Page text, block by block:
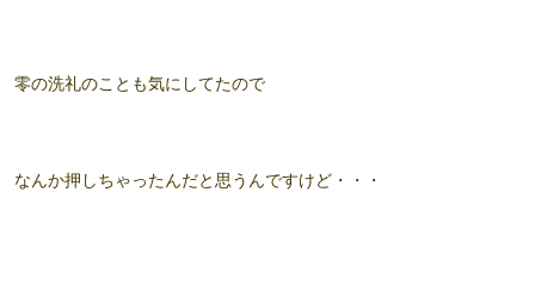
零の洗礼のことも気にしてたので
なんか押しちゃったんだと思うんですけど・・・